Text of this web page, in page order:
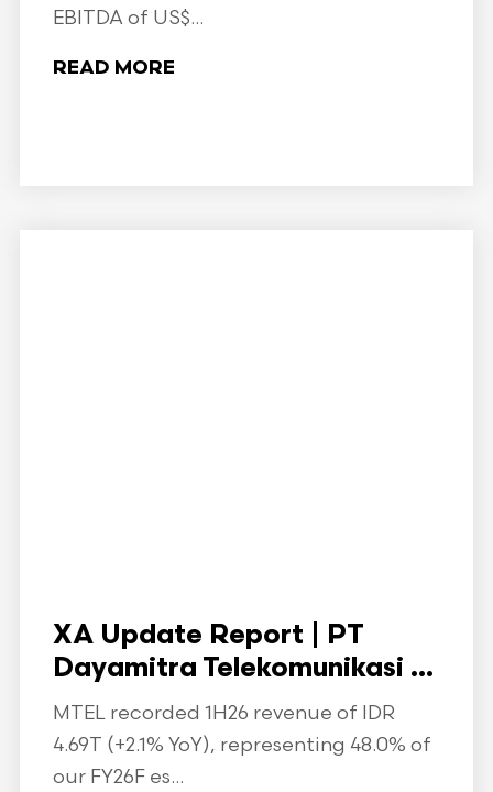
EBITDA of US$...
READ MORE
XA Update Report | PT
Dayamitra Telekomunikasi ...
MTEL recorded 1H26 revenue of IDR
4.69T (+2.1% YoY), representing 48.0% of
our FY26F es...